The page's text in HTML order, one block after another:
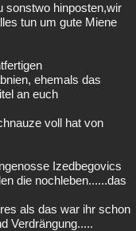
sonstwo hinposten,wir
tun um gute Miene
ehemals das
an euch
voll hat von
Izedbegovics
die nochleben......das
als das war ihr schon
Verdrängung.....